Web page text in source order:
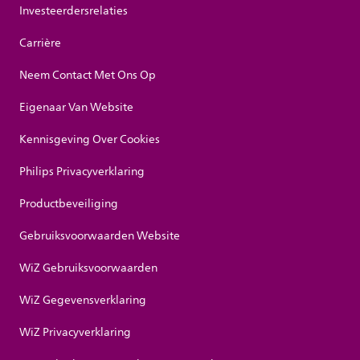
Investeerdersrelaties
Carrière
Neem Contact Met Ons Op
Eigenaar Van Website
Kennisgeving Over Cookies
Philips Privacyverklaring
Productbeveiliging
Gebruiksvoorwaarden Website
WiZ Gebruiksvoorwaarden
WiZ Gegevensverklaring
WiZ Privacyverklaring